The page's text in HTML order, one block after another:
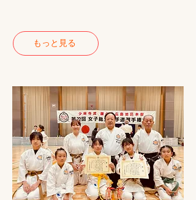
もっと見る